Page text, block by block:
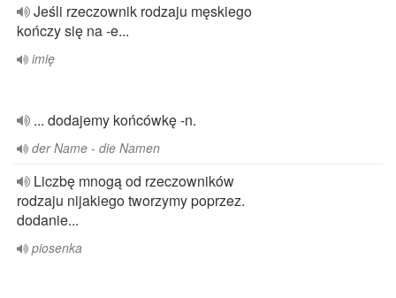
Jeśli rzeczownik rodzaju męskiego
kończy się na -e...
imię
... dodajemy końcówkę -n.
der Name - die Namen
Liczbę mnogą od rzeczowników
rodzaju nijakiego tworzymy poprzez.
dodanie...
piosenka